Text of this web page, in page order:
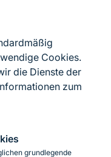
Cookies.
die Dienste der
zum
grundlegende